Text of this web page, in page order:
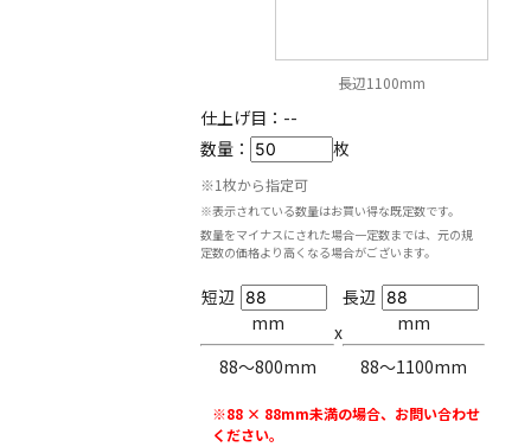
長辺1100mm
仕上げ目： --
数量：
枚
※1枚から指定可
※表示されている数量はお買い得な既定数です。
数量をマイナスにされた場合一定数までは、元の規
定数の価格より高くなる場合がございます。
短辺
mm
88〜800mm
x
長辺
mm
88〜1100mm
※88 × 88mm未満の場合、お問い合わせ
ください。